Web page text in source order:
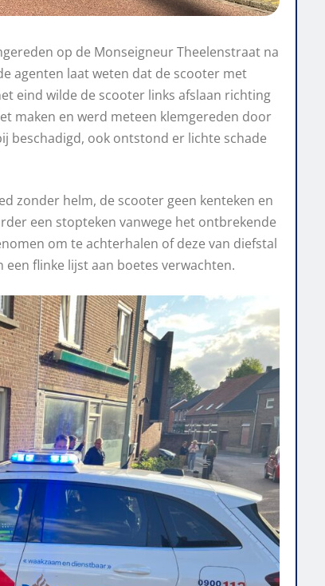
op de Monseigneur Theelenstraat na
agenten laat weten dat de scooter met
eind wilde de scooter links afslaan richting
maken en werd meteen klemgereden door
beschadigd, ook ontstond er lichte schade
zonder helm, de scooter geen kenteken en
een stopteken vanwege het ontbrekende
om te achterhalen of deze van diefstal
flinke lijst aan boetes verwachten.